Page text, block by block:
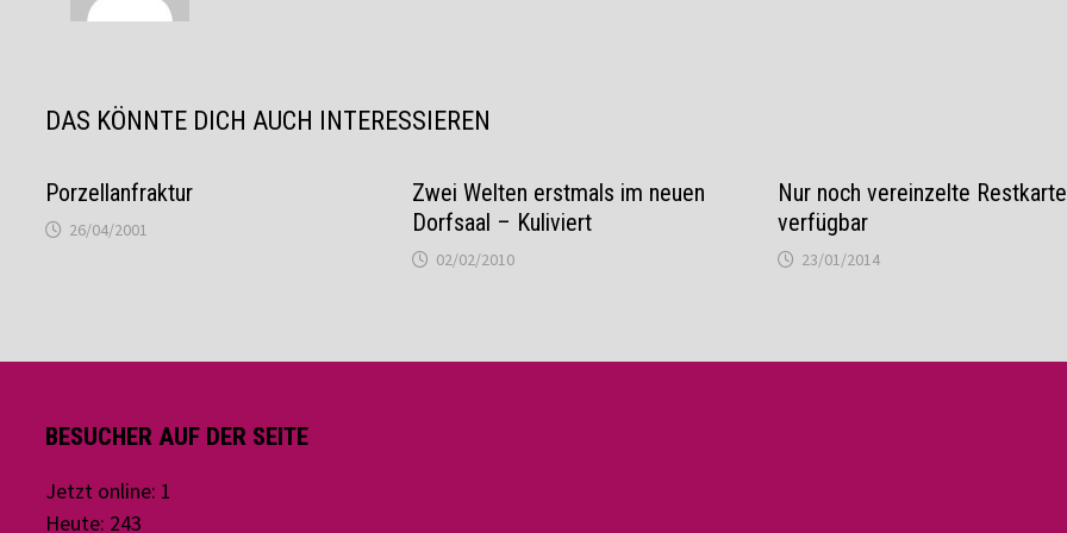
DAS KÖNNTE DICH AUCH INTERESSIEREN
Porzellanfraktur
26/04/2001
Zwei Welten erstmals im neuen
Dorfsaal – Kuliviert
02/02/2010
Nur noch vereinzelte
verfügbar
23/01/2014
BESUCHER AUF DER SEITE
Jetzt online: 1
Heute: 243